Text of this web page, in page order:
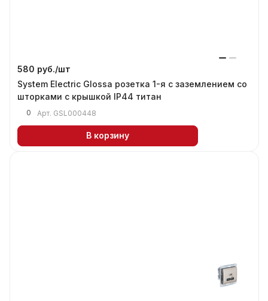
580 руб./шт
System Electric Glossa розетка 1-я с заземлением со
шторками с крышкой IP44 титан
0 Арт. GSL000448
В корзину